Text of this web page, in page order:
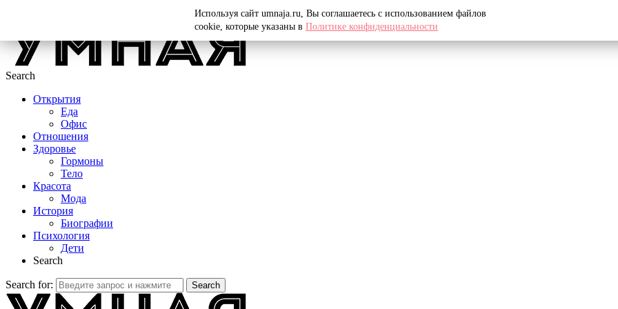
Search
Открытия
Еда
Офис
Отношения
Здоровье
Гормоны
Тело
Красота
Мода
История
Биографии
Психология
Дети
Search
Search for: Search
Используя сайт umnaja.ru, Вы соглашаетесь с использованием файлов
cookie, которые указаны в Политике конфиденциальности